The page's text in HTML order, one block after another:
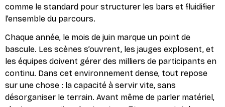
comme le standard pour structurer les bars et fluidifier
l’ensemble du parcours.
Chaque année, le mois de juin marque un point de
bascule. Les scènes s’ouvrent, les jauges explosent, et
les équipes doivent gérer des milliers de participants en
continu. Dans cet environnement dense, tout repose
sur une chose : la capacité à servir vite, sans
désorganiser le terrain. Avant même de parler matériel,